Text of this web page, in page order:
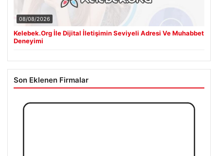
08/08/2026
Kelebek.Org İle Dijital İletişimin Seviyeli Adresi Ve Muhabbet
Deneyimi
Son Eklenen Firmalar